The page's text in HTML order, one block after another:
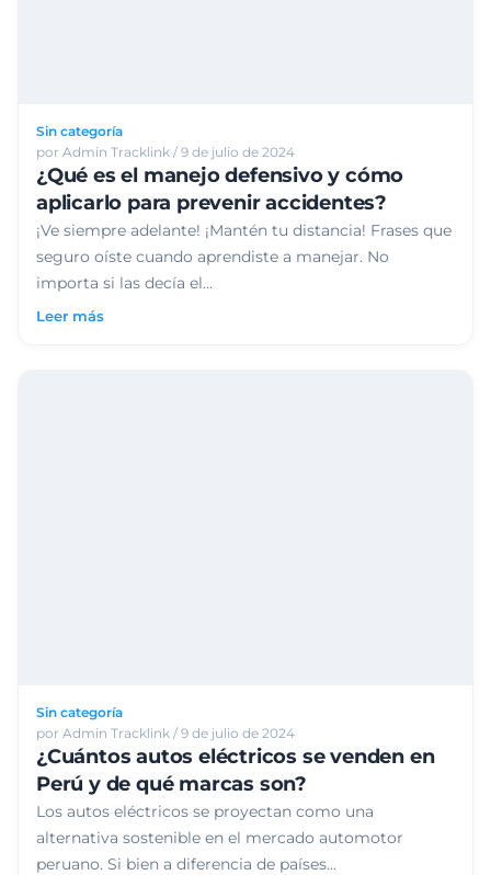
Sin categoría
por Admin Tracklink / 9 de julio de 2024
¿Qué es el manejo defensivo y cómo
aplicarlo para prevenir accidentes?
¡Ve siempre adelante! ¡Mantén tu distancia! Frases que
seguro oíste cuando aprendiste a manejar. No
importa si las decía el...
Leer más
Sin categoría
por Admin Tracklink / 9 de julio de 2024
¿Cuántos autos eléctricos se venden en
Perú y de qué marcas son?
Los autos eléctricos se proyectan como una
alternativa sostenible en el mercado automotor
peruano. Si bien a diferencia de países...